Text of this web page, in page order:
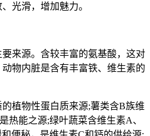
光滑，增加魅力。
来源。含较丰富的氨基酸，这对
物内脏是含有丰富铁、维生素的
植物性蛋白质来源;薯类含B族维
热能之源;绿叶蔬菜含维生素A、